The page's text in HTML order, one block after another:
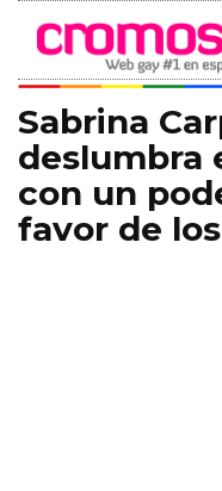
Sabrina
deslumbra
con un
favor de